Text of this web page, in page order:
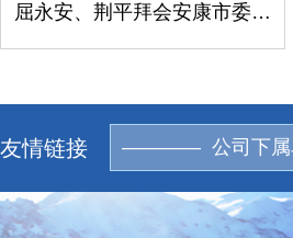
屈永安、荆平拜会安康市委书记柯昌万
友情链接 ———— 公司下